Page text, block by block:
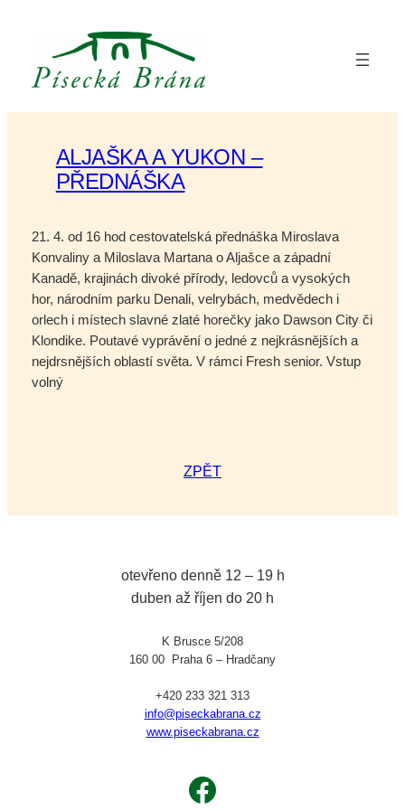
ALJAŠKA A YUKON –
PŘEDNÁŠKA
21. 4. od 16 hod cestovatelská přednáška Miroslava
Konvaliny a Miloslava Martana o Aljašce a západní
Kanadě, krajinách divoké přírody, ledovců a vysokých
hor, národním parku Denali, velrybách, medvědech i
orlech i místech slavné zlaté horečky jako Dawson City či
Klondike. Poutavé vyprávění o jedné z nejkrásnějších a
nejdrsnějších oblastí světa. V rámci Fresh senior. Vstup
volný
ZPĚT
otevřeno denně 12 – 19 h
duben až říjen do 20 h
K Brusce 5/208
160 00 Praha 6 – Hradčany
+420 233 321 313
info@piseckabrana.cz
www.piseckabrana.cz
Facebook